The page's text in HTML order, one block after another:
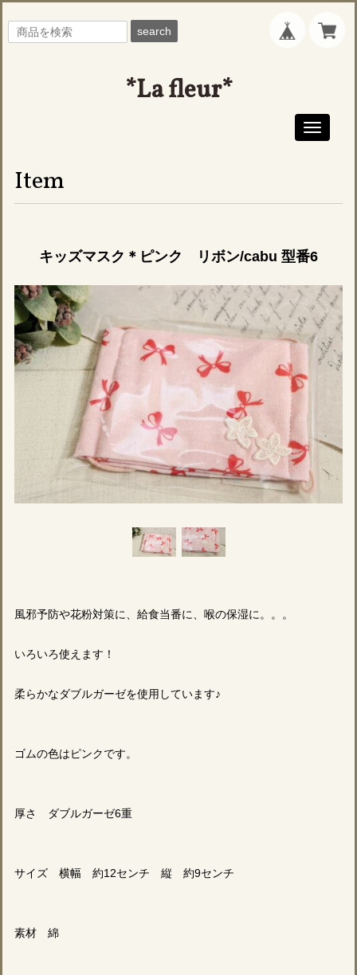
search
*La fleur*
Toggle
Item
キッズマスク＊ピンク リボン/cabu 型番6
風邪予防や花粉対策に、給食当番に、喉の保湿に。。。
いろいろ使えます！
柔らかなダブルガーゼを使用しています♪
ゴムの色はピンクです。
厚さ ダブルガーゼ6重
サイズ 横幅 約12センチ 縦 約9センチ
素材 綿